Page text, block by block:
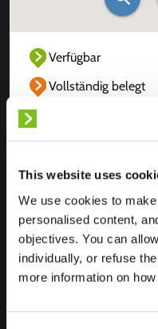
This website uses
We use cookies to
personalised content,
objectives. You can
individually, or refuse
more information on
Verfügbar
Vollständig belegt
Standort